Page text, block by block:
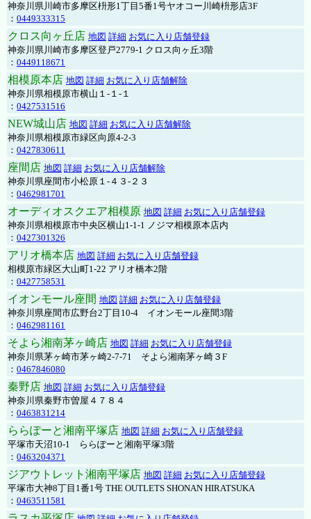
神奈川県川崎市多摩区枡形1丁目5番1号ヤオコー川崎枡形店3F
： 0449333315
クロス向ヶ丘店 地図 詳細 お気に入り店舗登録
神奈川県川崎市多摩区登戸2779-1 クロス向ヶ丘3階
： 0449118671
相模原本店 地図 詳細 お気に入り店舗解除
神奈川県相模原市横山１-１-１
： 0427531516
NEW城山店 地図 詳細 お気に入り店舗解除
神奈川県相模原市緑区向原4-2-3
： 0427830611
座間店 地図 詳細 お気に入り店舗解除
神奈川県座間市小松原１-４３-２３
： 0462981701
オーディオスクエア相模原 地図 詳細 お気に入り店舗登録
神奈川県相模原市中央区横山1-1-1 ノジマ相模原本店内
： 0427301326
アリオ橋本店 地図 詳細 お気に入り店舗登録
相模原市緑区大山町1-22 アリオ橋本2階
： 0427758531
イオンモール座間 地図 詳細 お気に入り店舗登録
神奈川県座間市広野台2丁目10-4 イオンモール座間3階
： 0462981161
そよら湘南茅ヶ崎店 地図 詳細 お気に入り店舗登録
神奈川県茅ヶ崎市茅ヶ崎2‐7‐71 そよら湘南茅ヶ崎３F
： 0467846080
秦野店 地図 詳細 お気に入り店舗登録
神奈川県秦野市曽屋４７８４
： 0463831214
ららぽーと湘南平塚店 地図 詳細 お気に入り店舗登録
平塚市天沼10-1 ららぽーと湘南平塚3階
： 0463204371
ジアウトレット湘南平塚店 地図 詳細 お気に入り店舗登録
平塚市大神8丁目1番1号 THE OUTLETS SHONAN HIRATSUKA
： 0463511581